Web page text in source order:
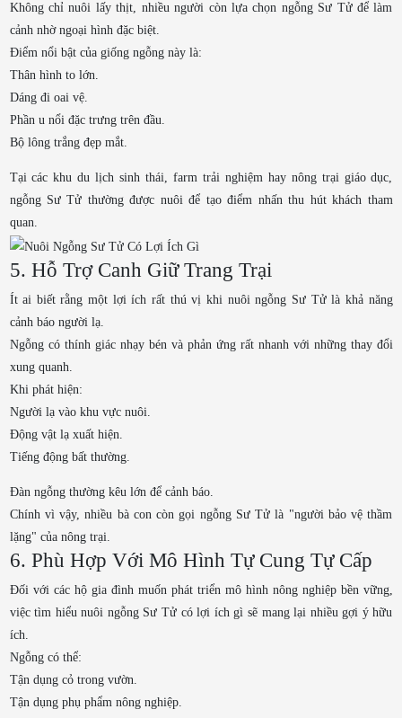
Không chỉ nuôi lấy thịt, nhiều người còn lựa chọn ngỗng Sư Tử để làm
cảnh nhờ ngoại hình đặc biệt.
Điểm nổi bật của giống ngỗng này là:
Thân hình to lớn.
Dáng đi oai vệ.
Phần u nổi đặc trưng trên đầu.
Bộ lông trắng đẹp mắt.
Tại các khu du lịch sinh thái, farm trải nghiệm hay nông trại giáo dục,
ngỗng Sư Tử thường được nuôi để tạo điểm nhấn thu hút khách tham
quan.
5. Hỗ Trợ Canh Giữ Trang Trại
Ít ai biết rằng một lợi ích rất thú vị khi nuôi ngỗng Sư Tử là khả năng
cảnh báo người lạ.
Ngỗng có thính giác nhạy bén và phản ứng rất nhanh với những thay đổi
xung quanh.
Khi phát hiện:
Người lạ vào khu vực nuôi.
Động vật lạ xuất hiện.
Tiếng động bất thường.
Đàn ngỗng thường kêu lớn để cảnh báo.
Chính vì vậy, nhiều bà con còn gọi ngỗng Sư Tử là "người bảo vệ thầm
lặng" của nông trại.
6. Phù Hợp Với Mô Hình Tự Cung Tự Cấp
Đối với các hộ gia đình muốn phát triển mô hình nông nghiệp bền vững,
việc tìm hiểu nuôi ngỗng Sư Tử có lợi ích gì sẽ mang lại nhiều gợi ý hữu
ích.
Ngỗng có thể:
Tận dụng cỏ trong vườn.
Tận dụng phụ phẩm nông nghiệp.